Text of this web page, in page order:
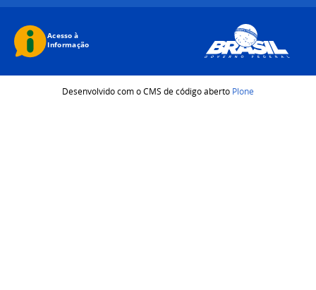
Desenvolvido com o CMS de código aberto Plone